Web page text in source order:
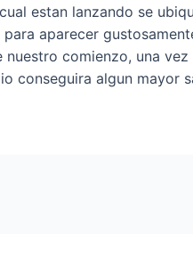
estan lanzando se
aparecer
comienzo, una
conseguira algun mayor